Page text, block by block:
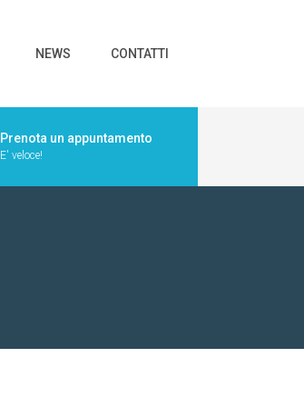
NEWS CONTATTI
Prenota un appuntamento
E' veloce!